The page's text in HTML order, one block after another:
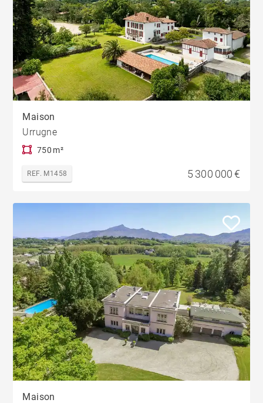
Maison
Urrugne
750 m²
REF. M1458 5 300 000 €
Maison